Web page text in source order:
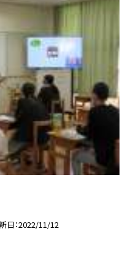
日 2022/11/12